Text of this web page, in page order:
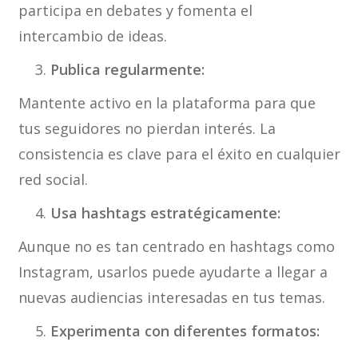
participa en debates y fomenta el
intercambio de ideas.
Publica regularmente:
Mantente activo en la plataforma para que
tus seguidores no pierdan interés. La
consistencia es clave para el éxito en cualquier
red social.
Usa hashtags estratégicamente:
Aunque no es tan centrado en hashtags como
Instagram, usarlos puede ayudarte a llegar a
nuevas audiencias interesadas en tus temas.
Experimenta con diferentes formatos: